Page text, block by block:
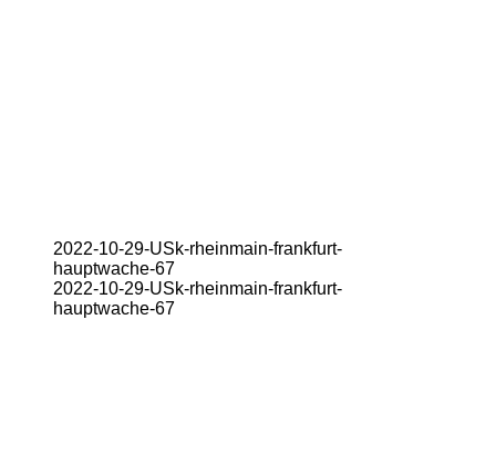
2022-10-29-USk-rheinmain-frankfurt-
hauptwache-67
2022-10-29-USk-rheinmain-frankfurt-
hauptwache-67